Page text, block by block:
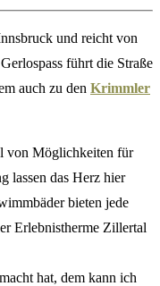
und reicht von
führt die Straße
auch zu den Krimmler
von Möglichkeiten für
lassen das Herz hier
bieten jede
Erlebnistherme Zillertal
hat, dem kann ich